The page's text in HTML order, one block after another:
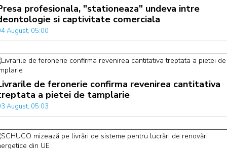
profesionala, "stationeaza" undeva intre
si captivitate comerciala
August, 05:00
de feronerie confirma revenirea cantitativa
a pietei de tamplarie
August, 05:03